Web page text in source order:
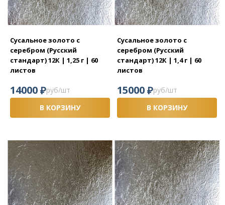
Сусальное золото с
серебром (Русский
стандарт) 12К | 1,25 г | 60
листов
14000₽руб/шт
В КОРЗИНУ
Сусальное золото с
серебром (Русский
стандарт) 12К | 1,4 г | 60
листов
15000₽руб/шт
В КОРЗИНУ